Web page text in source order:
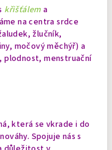
křišťálem a
na centra srdce
žlučník,
močový měchýř) a
plodnost, menstruační
která se vkrade i do
Spojuje nás s